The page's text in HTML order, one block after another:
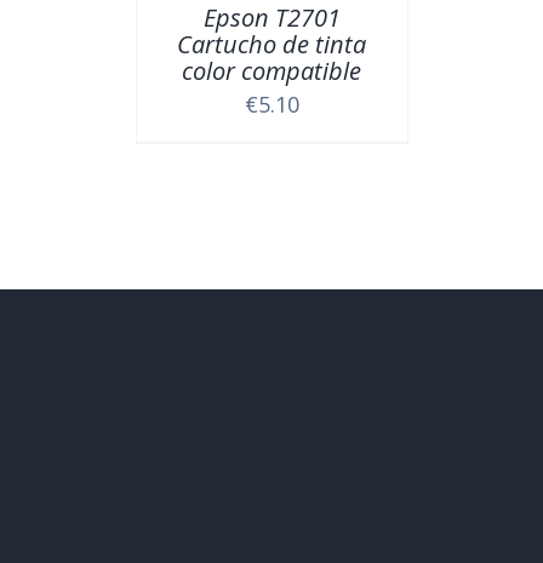
Epson T2701
Cartucho de tinta
color compatible
€5.10